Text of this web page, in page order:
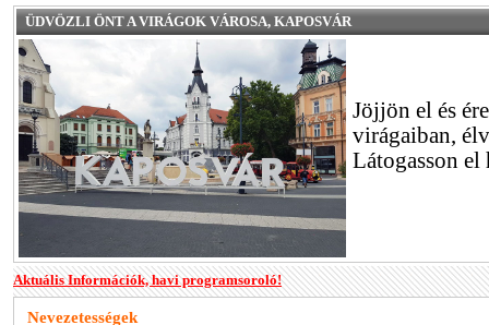
ÜDVÖZLI ÖNT A VIRÁGOK VÁROSA, KAPOSVÁR
Jöjjön el és
virágaiban,
Látogasson
Aktuális Információk, havi programsoroló!
Nevezetességek